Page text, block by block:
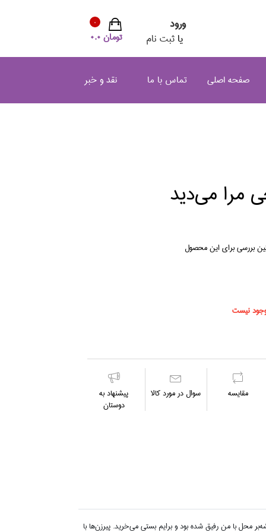
ورود
یا ثبت نام تومان 0.0
0
صفحه اصلی تماس با ما نقد و خبر
مرا مي‌ديد
بررسی برای این محصول
نیست
مقايسه سوال در مورد كالا
پیشنهاد به
دوستان
محل با من رفيق شده بود و برايم بستي مي‌خريد. پيرزن‌ها با